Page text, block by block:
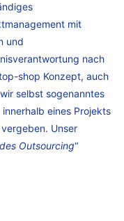
mit
und
nach
shop Konzept, auch
selbst sogenanntes
eines Projekts
Unser
Outsourcing“